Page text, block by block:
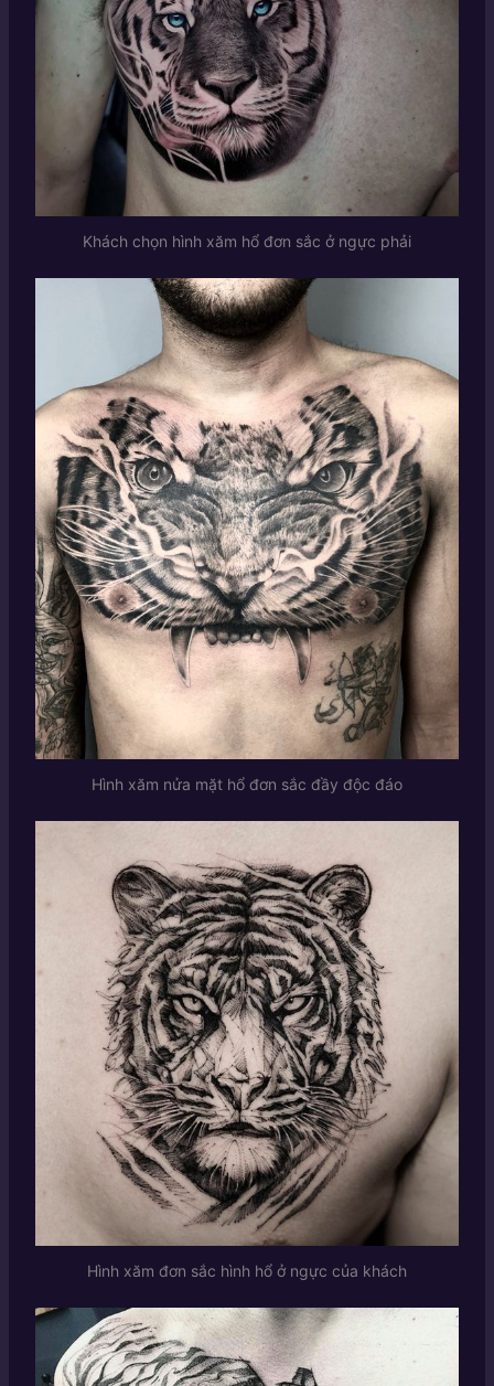
Khách chọn hình xăm hổ đơn sắc ở ngực phải
Hình xăm nửa mặt hổ đơn sắc đầy độc đáo
Hình xăm đơn sắc hình hổ ở ngực của khách